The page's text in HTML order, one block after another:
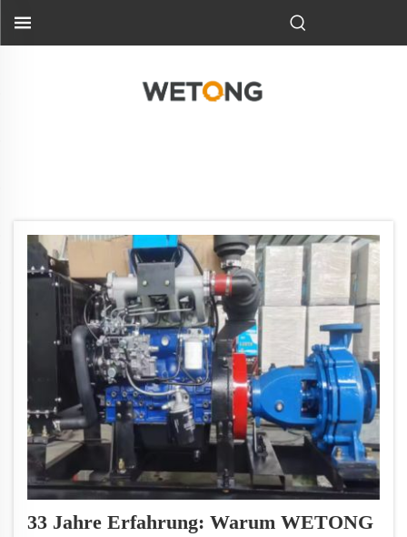
33 Jahre Erfahrung: Warum WETONG